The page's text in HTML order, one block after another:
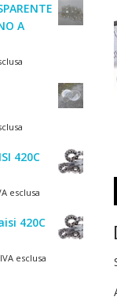
A
420C
esclusa
420C
IVA esclusa